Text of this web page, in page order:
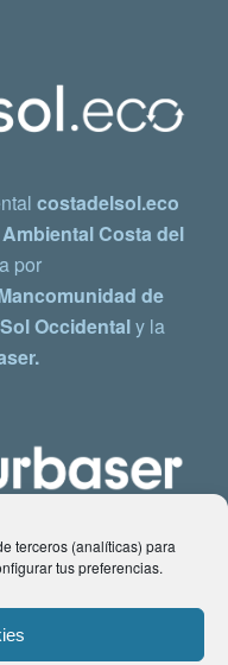
terceros (analíticas) para
tus preferencias.
costadelsol.eco
Costa del
por
de
Occidentaly la